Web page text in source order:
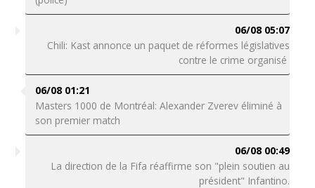
06/08 05:07
Chili: Kast annonce un paquet de réformes législatives
contre le crime organisé
06/08 01:21
Masters 1000 de Montréal: Alexander Zverev éliminé à
son premier match
06/08 00:49
La direction de la Fifa réaffirme son "plein soutien au
président" Infantino.